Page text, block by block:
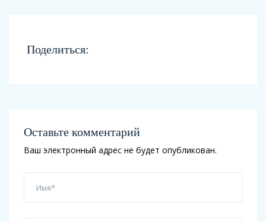
Поделиться:
Оставьте комментарий
Ваш электронный адрес не будет опубликован.